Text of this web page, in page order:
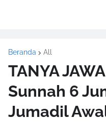
Beranda All
TANYA
Sunnah 6
Jumadil